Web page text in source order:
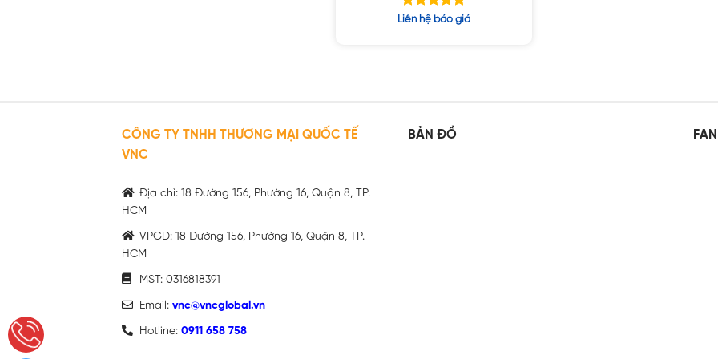
RTX 4000 8GB
Được xếp
Liên hệ báo giá
CÔNG TY TNHH THƯƠNG MẠI QUỐC TẾ
VNC
Địa chỉ: 18 Đường 156, Phường 16, Quận 8, TP.
HCM
VPGD: 18 Đường 156, Phường 16, Quận 8, TP.
HCM
MST: 0316818391
Email: vnc@vncglobal.vn
Hotline: 0911 658 758
BẢN ĐỒ